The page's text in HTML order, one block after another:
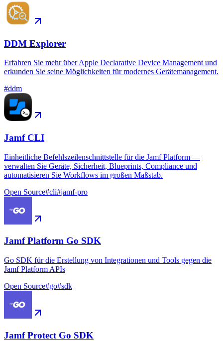
DDM Explorer
Erfahren Sie mehr über Apple Declarative Device Management und
erkunden Sie seine Möglichkeiten für modernes Gerätemanagement.
#ddm
Jamf CLI
Einheitliche Befehlszeilenschnittstelle für die Jamf Platform —
verwalten Sie Geräte, Sicherheit, Blueprints, Compliance und
automatisieren Sie Workflows im großen Maßstab.
Open Source#cli#jamf-pro
Jamf Platform Go SDK
Go SDK für die Erstellung von Integrationen und Tools gegen die
Jamf Platform APIs
Open Source#go#sdk
Jamf Protect Go SDK